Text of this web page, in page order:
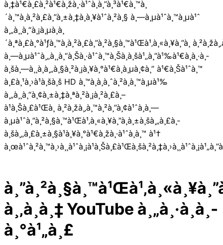
à¸‡à¹€à¸£à¸²à¹€à¸žà¸·à¹ˆà¸­à¸”à¸³à¹€à¸™à¸
´à¸™à¸à¸²à¸£à¸”à¸±à¸‡à¸à¸¥à¹ˆà¸²à¸§ à¸—à¸µà¹ˆà¸™à¸µà¹ˆ
à¸„à¸¸à¸“à¸¡à¸µà¸­à¸
´à¸ªà¸£à¸°à¹ƒà¸™à¸à¸²à¸£à¸”à¸²à¸§à¸™à¹Œà¹‚à¸«à¸¥à¸”à¸
à¸—à¸µà¹ˆà¸„à¸¸à¸“à¸Šà¸·à¹ˆà¸™à¸Šà¸­à¸šà¹„à¸”à¹‰à¹€à¸à¸·à¸­
à¸šà¸—à¸¸à¸à¸„à¸§à¸²à¸¡à¸¥à¸°à¹€à¸­à¸µà¸¢à¸” à¹€à¸Šà¹ˆà¸™
à¸£à¸¹à¸›à¹à¸šà¸š HD à¸™à¸­à¸à¸ˆà¸²à¸à¸™à¸µà¹‰
à¸„à¸¸à¸“à¸¢à¸±à¸‡à¸ªà¸²à¸¡à¸²à¸£à¸–
à¹à¸Šà¸£à¹Œà¸ à¸²à¸žà¸‚à¸™à¸²à¸”à¸¢à¹ˆà¸­à¸—
à¸µà¹ˆà¸”à¸²à¸§à¸™à¹Œà¹‚à¸«à¸¥à¸”à¸à¸±à¸šà¸„à¸£à¸­
à¸šà¸„à¸£à¸±à¸§à¹à¸¥à¸°à¹€à¸žà¸·à¹ˆà¸­à¸™ à¹†
à¸‚à¸­à¸‡ YouTube à¸„à¸·à¸­à¸­
à¸°à¹„à¸£